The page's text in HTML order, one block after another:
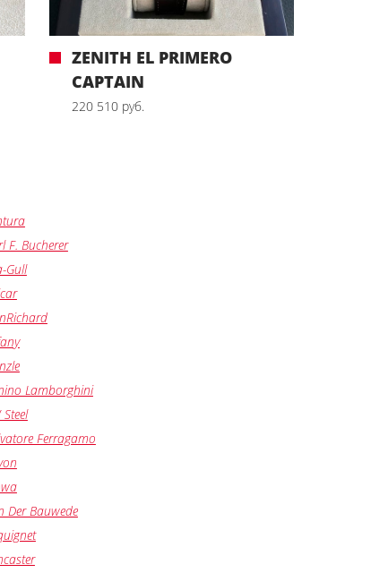
ZENITH EL PRIMERO
CAPTAIN
220 510 руб.
F. Bucherer
Gull
Lamborghini
Steel
Ferragamo
Der Bauwede